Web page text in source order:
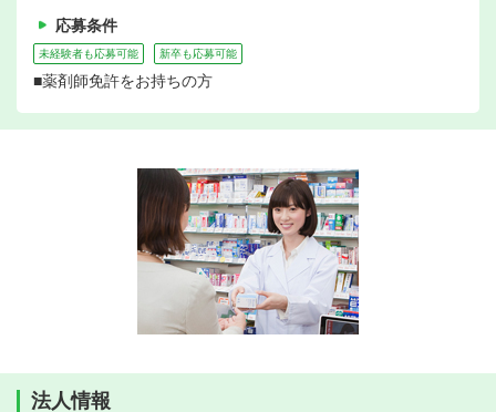
応募条件
未経験者も応募可能 新卒も応募可能
■薬剤師免許をお持ちの方
法人情報